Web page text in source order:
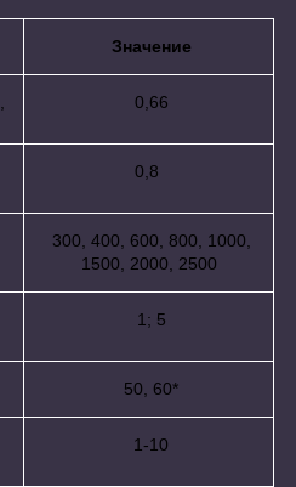
Значение
0,66
0,8
300, 400, 600, 800, 1000,
1500, 2000, 2500
1; 5
50, 60*
1-10